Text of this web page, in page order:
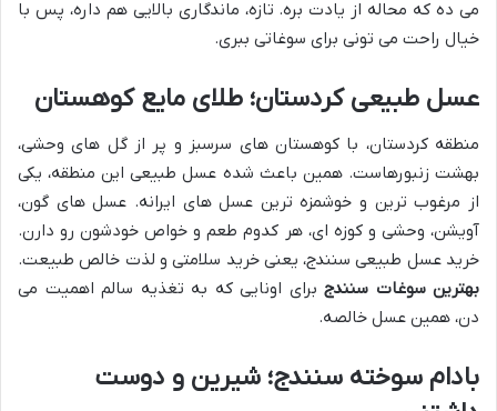
می ده که محاله از یادت بره. تازه، ماندگاری بالایی هم داره، پس با
خیال راحت می تونی برای سوغاتی ببری.
عسل طبیعی کردستان؛ طلای مایع کوهستان
منطقه کردستان، با کوهستان های سرسبز و پر از گل های وحشی،
بهشت زنبورهاست. همین باعث شده عسل طبیعی این منطقه، یکی
از مرغوب ترین و خوشمزه ترین عسل های ایرانه. عسل های گون،
آویشن، وحشی و کوزه ای، هر کدوم طعم و خواص خودشون رو دارن.
خرید عسل طبیعی سنندج، یعنی خرید سلامتی و لذت خالص طبیعت.
بهترین سوغات سنندج برای اونایی که به تغذیه سالم اهمیت می
دن، همین عسل خالصه.
بادام سوخته سنندج؛ شیرین و دوست